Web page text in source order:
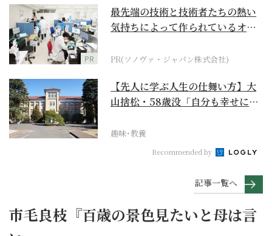
PR
最先端の技術と技術者たちの熱い
気持ちによって作られているオー
PR(ソノヴァ・ジャパン株式会社)
【先人に学ぶ人生の仕舞い方】大
山捨松・58歳没「自分も幸せにな
趣味･教養
Recommended by
記事一覧へ
市毛良枝『百歳の景色見たいと母は言